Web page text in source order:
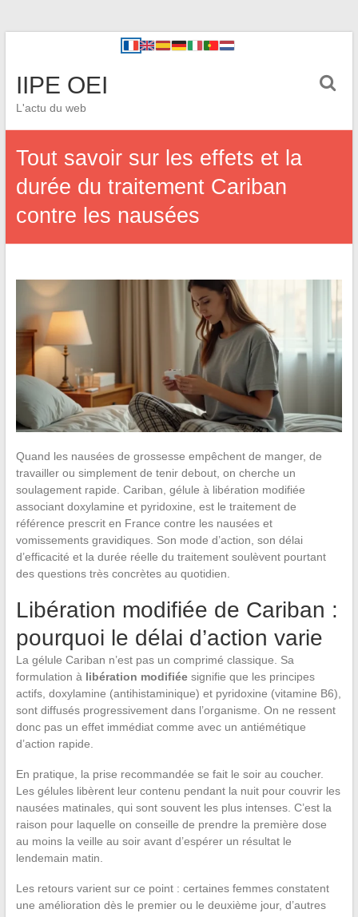
IIPE OEI
L'actu du web
Tout savoir sur les effets et la
durée du traitement Cariban
contre les nausées
Quand les nausées de grossesse empêchent de manger, de
travailler ou simplement de tenir debout, on cherche un
soulagement rapide. Cariban, gélule à libération modifiée
associant doxylamine et pyridoxine, est le traitement de
référence prescrit en France contre les nausées et
vomissements gravidiques. Son mode d’action, son délai
d’efficacité et la durée réelle du traitement soulèvent pourtant
des questions très concrètes au quotidien.
Libération modifiée de Cariban :
pourquoi le délai d’action varie
La gélule Cariban n’est pas un comprimé classique. Sa
formulation à libération modifiéesignifie que les principes
actifs, doxylamine (antihistaminique) et pyridoxine (vitamine B6),
sont diffusés progressivement dans l’organisme. On ne ressent
donc pas un effet immédiat comme avec un antiémétique
d’action rapide.
En pratique, la prise recommandée se fait le soir au coucher.
Les gélules libèrent leur contenu pendant la nuit pour couvrir les
nausées matinales, qui sont souvent les plus intenses. C’est la
raison pour laquelle on conseille de prendre la première dose
au moins la veille au soir avant d’espérer un résultat le
lendemain matin.
Les retours varient sur ce point : certaines femmes constatent
une amélioration dès le premier ou le deuxième jour, d’autres